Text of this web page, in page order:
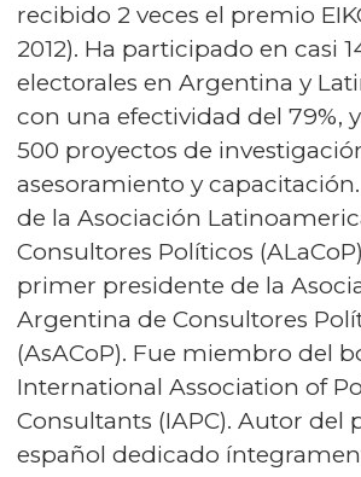
recibido 2 veces el premio
2012). Ha participado en casi
electorales en Argentina y
con una efectividad del 79%,
500 proyectos de
asesoramiento y
de la Asociación
Consultores Políticos
primer presidente de la
Argentina de Consultores
(AsACoP). Fue miembro del
International Association of
Consultants (IAPC). Autor del
español dedicado